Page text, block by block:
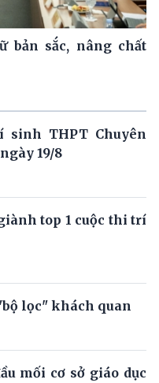
bản sắc, nâng chất
THPT Chuyên
19/8
top 1 cuộc thi trí
lọc" khách quan
mối cơ sở giáo dục